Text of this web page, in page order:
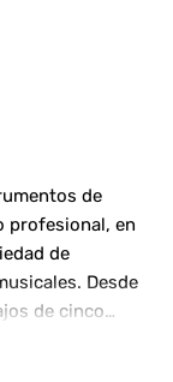
de
profesional, en
de
Desde
de cinco
de